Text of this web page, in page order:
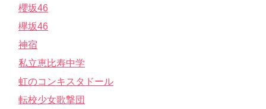
櫻坂46
欅坂46
神宿
私立恵比寿中学
虹のコンキスタドール
転校少女歌撃団